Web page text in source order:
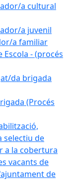
a cultural
a juvenil
a familiar
Escola - (procés
da brigada
(Procés
selectiu de
a la cobertura
vacants de
de